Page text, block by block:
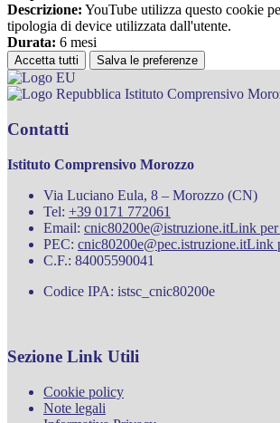
Descrizione: YouTube utilizza questo cookie
tipologia di device utilizzata dall'utente.
Durata: 6 mesi
Accetta tutti Salva le preferenze
Istituto Comprensivo
Contatti
Istituto Comprensivo Morozzo
Via Luciano Eula, 8 – Morozzo (CN)
Tel: +39 0171 772061
Email: cnic80200e@istruzione.itLink per
PEC: cnic80200e@pec.istruzione.itLink
C.F.: 84005590041
Codice IPA: istsc_cnic80200e
Sezione Link Utili
Cookie policy
Note legali